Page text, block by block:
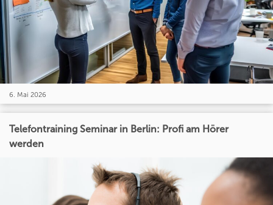
6. Mai 2026
Telefontraining Seminar in Berlin: Profi am Hörer
werden